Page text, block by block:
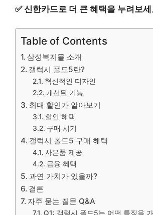
✅신한카드로 더 큰 혜택을 누려보
Table of Contents
삼성복지몰 소개
갤럭시 폴드5란?
혁신적인 디자인
개선된 기능
최대 할인가 알아보기
할인 혜택
구매 시기
갤럭시 폴드5 구매 혜택
사은품 제공
금융 혜택
과연 가치가 있을까?
결론
자주 묻는 질문 Q&A
Q1: 갤럭시 폴드5는 어떤 특징을